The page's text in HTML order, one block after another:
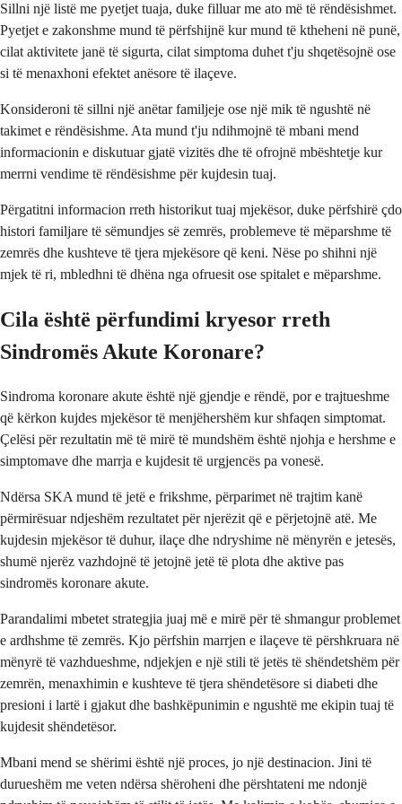
Sillni një listë me pyetjet tuaja, duke filluar me ato më të rëndësishmet.
Pyetjet e zakonshme mund të përfshijnë kur mund të ktheheni në punë,
cilat aktivitete janë të sigurta, cilat simptoma duhet t'ju shqetësojnë ose
si të menaxhoni efektet anësore të ilaçeve.
Konsideroni të sillni një anëtar familjeje ose një mik të ngushtë në
takimet e rëndësishme. Ata mund t'ju ndihmojnë të mbani mend
informacionin e diskutuar gjatë vizitës dhe të ofrojnë mbështetje kur
merrni vendime të rëndësishme për kujdesin tuaj.
Përgatitni informacion rreth historikut tuaj mjekësor, duke përfshirë çdo
histori familjare të sëmundjes së zemrës, problemeve të mëparshme të
zemrës dhe kushteve të tjera mjekësore që keni. Nëse po shihni një
mjek të ri, mbledhni të dhëna nga ofruesit ose spitalet e mëparshme.
Cila është përfundimi kryesor rreth
Sindromës Akute Koronare?
Sindroma koronare akute është një gjendje e rëndë, por e trajtueshme
që kërkon kujdes mjekësor të menjëhershëm kur shfaqen simptomat.
Çelësi për rezultatin më të mirë të mundshëm është njohja e hershme e
simptomave dhe marrja e kujdesit të urgjencës pa vonesë.
Ndërsa SKA mund të jetë e frikshme, përparimet në trajtim kanë
përmirësuar ndjeshëm rezultatet për njerëzit që e përjetojnë atë. Me
kujdesin mjekësor të duhur, ilaçe dhe ndryshime në mënyrën e jetesës,
shumë njerëz vazhdojnë të jetojnë jetë të plota dhe aktive pas
sindromës koronare akute.
Parandalimi mbetet strategjia juaj më e mirë për të shmangur problemet
e ardhshme të zemrës. Kjo përfshin marrjen e ilaçeve të përshkruara në
mënyrë të vazhdueshme, ndjekjen e një stili të jetës të shëndetshëm për
zemrën, menaxhimin e kushteve të tjera shëndetësore si diabeti dhe
presioni i lartë i gjakut dhe bashkëpunimin e ngushtë me ekipin tuaj të
kujdesit shëndetësor.
Mbani mend se shërimi është një proces, jo një destinacion. Jini të
durueshëm me veten ndërsa shëroheni dhe përshtateni me ndonjë